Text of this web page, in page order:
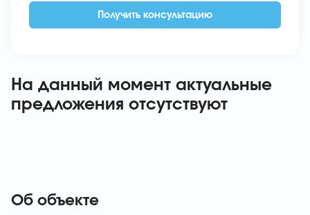
На данный момент актуальные
предложения отсутствуют
Об объекте
Получить консультацию